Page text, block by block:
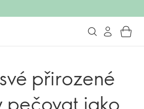
přirozené
pečovat jako